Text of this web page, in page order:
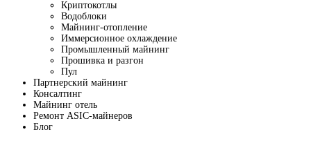
Криптокотлы
Водоблоки
Майнинг-отопление
Иммерсионное охлаждение
Промышленный майнинг
Прошивка и разгон
Пул
Партнерский майнинг
Консалтинг
Майнинг отель
Ремонт ASIC-майнеров
Блог